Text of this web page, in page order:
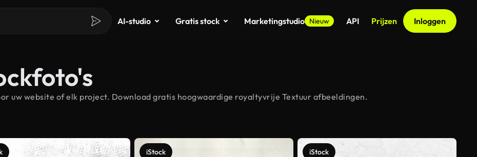
AI-studio Gratis stock Marketingstudio Nieuw API Prijzen Inloggen
uw website of elk project. Download gratis hoogwaardige royaltyvrije Textuur afbeeldingen.
iStock iStock